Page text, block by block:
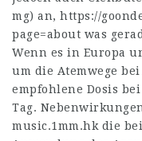
mg) an, https://
page=about was
Wenn es in Europa
um die Atemwege
empfohlene Dosis
Tag.
music.1mm.hk die